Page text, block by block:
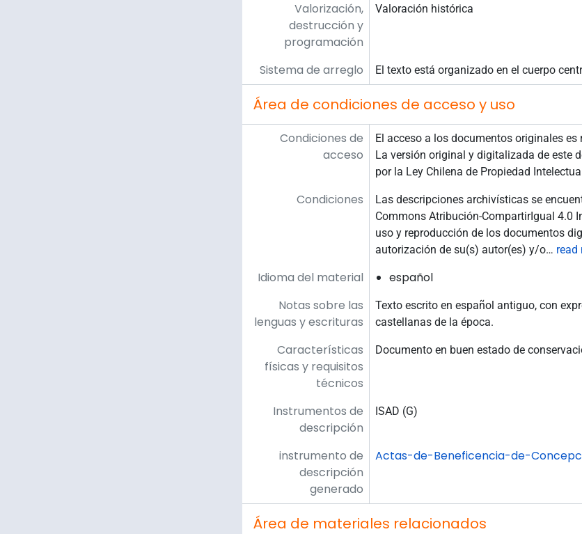
Valorización,
destrucción y
programación
Valoración histórica
Sistema de arreglo El texto está organizado en el cuerpo
Área de condiciones de acceso y uso
Condiciones de
acceso
El acceso a los documentos originales es
La versión original y digitalizada de este
por la Ley Chilena de Propiedad
Condiciones
Las descripciones archivísticas se
Commons Atribución-CompartirIgual 4.0
uso y reproducción de los documentos
autorización de su(s) autor(es) y/o… read
Idioma del material
español
Notas sobre las
lenguas y escrituras
Texto escrito en español antiguo, con
castellanas de la época.
Características
físicas y requisitos
técnicos
Documento en buen estado de
Instrumentos de
descripción
ISAD (G)
instrumento de
descripción
generado
Actas-de-Beneficencia-de-
Área de materiales relacionados